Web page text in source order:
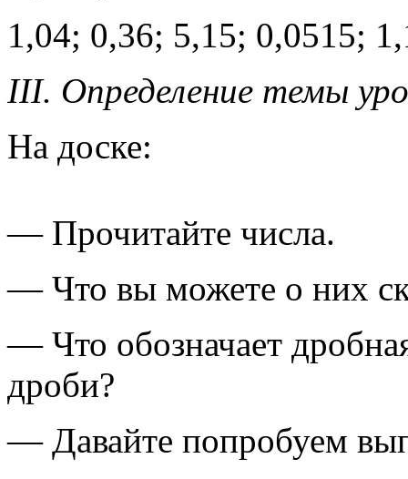
1,04; 0,36; 5,15; 0,0515;
III. Определение темы
На доске:
— Прочитайте числа.
— Что вы можете о них
— Что обозначает
дроби?
— Давайте попробуем